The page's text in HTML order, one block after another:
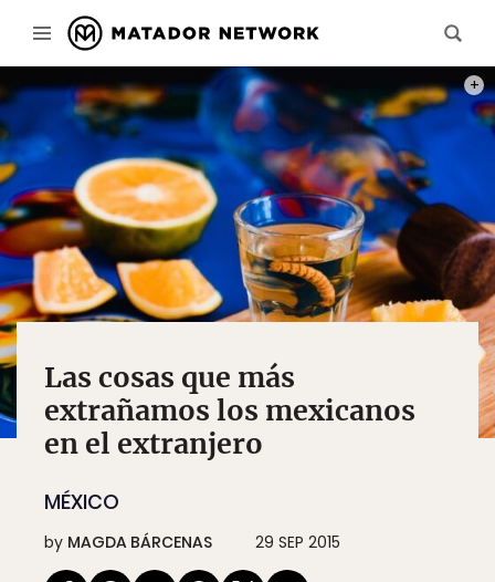
Las cosas que más
extrañamos los mexicanos
en el extranjero
MÉXICO
by MAGDA BÁRCENAS 29 SEP 2015